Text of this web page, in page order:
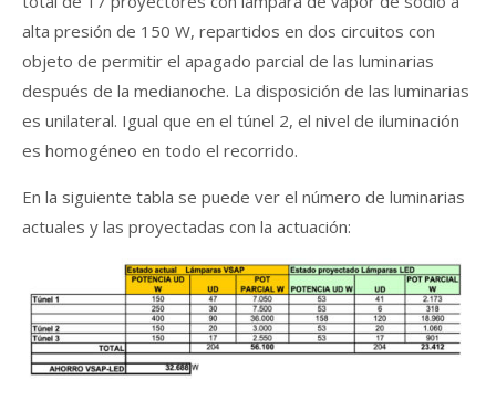
alta presión de 150 W, repartidos en dos circuitos con
objeto de permitir el apagado parcial de las luminarias
después de la medianoche. La disposición de las luminarias
es unilateral. Igual que en el túnel 2, el nivel de iluminación
es homogéneo en todo el recorrido.
En la siguiente tabla se puede ver el número de luminarias
actuales y las proyectadas con la actuación: